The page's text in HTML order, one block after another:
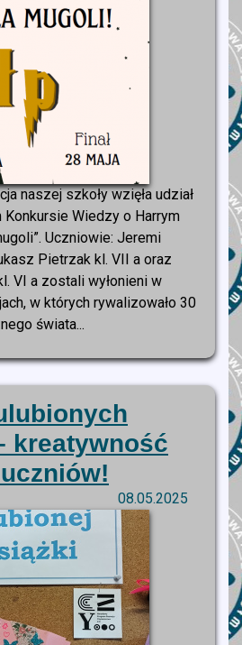
naszej szkoły wzięła udział
Wiedzy o Harrym
Uczniowie: Jeremi
Pietrzak kl. VII a oraz
VI a zostali wyłonieni w
w których rywalizowało 30
świata...
kreatywność
08.05.2025